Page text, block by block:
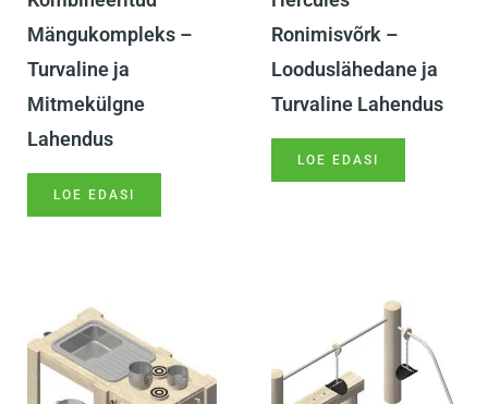
Mängukompleks –
Turvaline ja
Mitmekülgne
Lahendus
LOE EDASI
Ronimisvõrk –
Looduslähedane ja
Turvaline Lahendus
LOE EDASI